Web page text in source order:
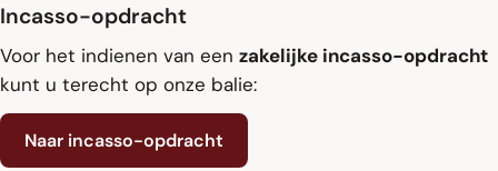
Incasso-opdracht
Voor het indienen van een zakelijke incasso-opdracht
kunt u terecht op onze balie:
Naar incasso-opdracht